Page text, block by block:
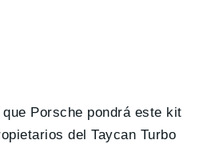
Porsche pondrá este kit
del Taycan Turbo